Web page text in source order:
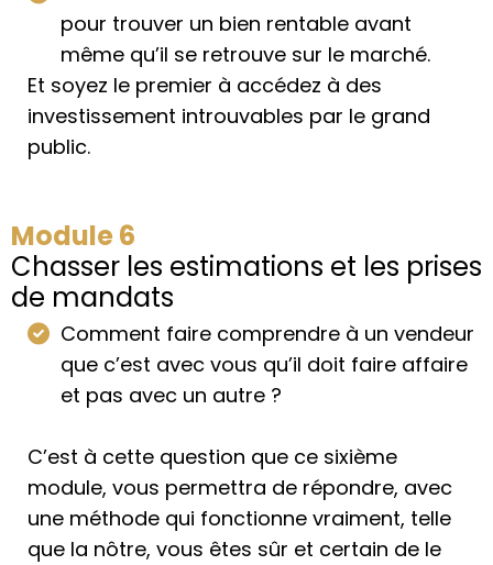
pour trouver un bien rentable avant
même qu’il se retrouve sur le marché.
Et soyez le premier à accédez à des
investissement introuvables par le grand
public.
Module 6
Chasser les estimations et les prises
de mandats
Comment faire comprendre à un vendeur
que c’est avec vous qu’il doit faire affaire
et pas avec un autre ?
C’est à cette question que ce sixième
module, vous permettra de répondre, avec
une méthode qui fonctionne vraiment, telle
que la nôtre, vous êtes sûr et certain de le